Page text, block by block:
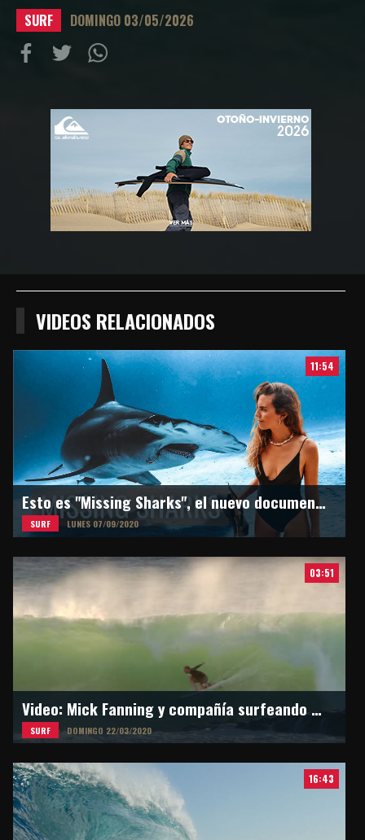
SURF DOMINGO 03/05/2026
FacebookTwitter
VIDEOS RELACIONADOS
11:54
Esto es "Missing Sharks", el nuevo documental de Martina Alvarez
SURF LUNES 07/09/2020
03:51
Video: Mick Fanning y compañía surfeando en Snapper Rocks
SURF DOMINGO 22/03/2020
16:43